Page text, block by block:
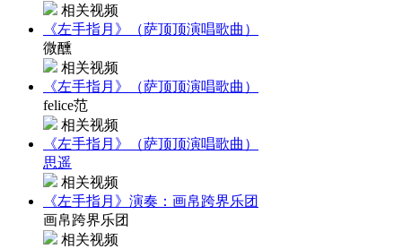
相关视频
《左手指月》（萨顶顶演唱歌曲）
微醺
相关视频
《左手指月》（萨顶顶演唱歌曲）
felice范
相关视频
《左手指月》（萨顶顶演唱歌曲）
思遥
相关视频
《左手指月》演奏：画帛跨界乐团
画帛跨界乐团
相关视频